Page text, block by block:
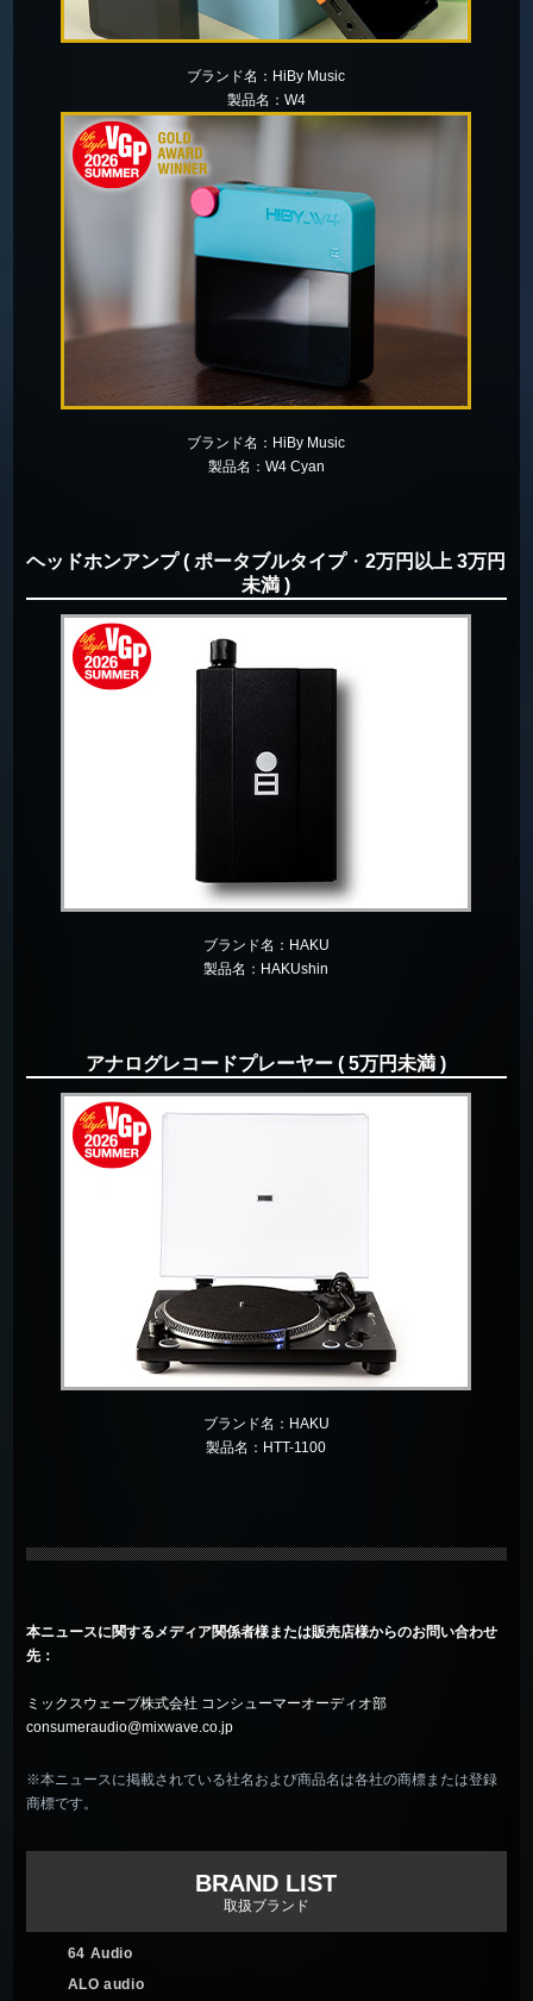
ブランド名： HiBy Music
製品名： W4
ブランド名： HiBy Music
製品名： W4 Cyan
ヘッドホンアンプ ( ポータブルタイプ・2万円以上 3万円
未満 )
ブランド名： HAKU
製品名： HAKUshin
アナログレコードプレーヤー ( 5万円未満 )
ブランド名： HAKU
製品名： HTT-1100
本ニュースに関するメディア関係者様または販売店様からのお問い合わせ
先：
ミックスウェーブ株式会社 コンシューマーオーディオ部
consumeraudio@mixwave.co.jp
※本ニュースに掲載されている社名および商品名は各社の商標または登録
商標です。
BRAND LIST
取扱ブランド
64 Audio
ALO audio